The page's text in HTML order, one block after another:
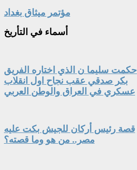
مؤتمر ميثاق بغداد
أسماء في التأريخ
حكمت سليما ن الذي اختاره الفريق
بكر صدقي عقب نجاح اول انقلاب
عسكري في العراق والوطن العربي
قصة رئيس أركان للجيش بكت عليه
مصر.. من هو وما قصته؟